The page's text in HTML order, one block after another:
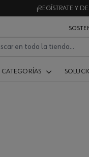
¡REGÍSTRATE Y